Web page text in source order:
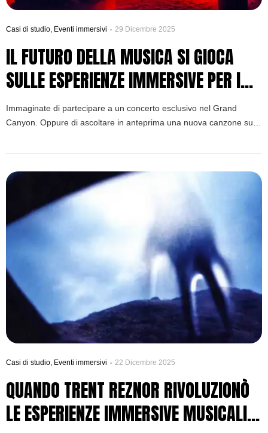
Casi di studio, Eventi immersivi 29 Dicembre 2025
IL FUTURO DELLA MUSICA SI GIOCA
SULLE ESPERIENZE IMMERSIVE PER I
FAN: IL CASO DI ZEDD E LA SUA “TRUE
COLORS EXPERIENCE”
Immaginate di partecipare a un concerto esclusivo nel Grand
Canyon. Oppure di ascoltare in anteprima una nuova canzone su
rivoluzionando l’industria musicale. Inoltre, rappresentano il futuro
precedente articolo sul futuro della musica live, l’innovazione
tecnologica sta trasformando il rapporto tra artisti e pubblico.
Questa trasformazione viene guidata dalla ricerca di autenticità.
Casi di studio, Eventi immersivi 22 Dicembre 2025
QUANDO TRENT REZNOR RIVOLUZIONÒ
LE ESPERIENZE IMMERSIVE MUSICALI: